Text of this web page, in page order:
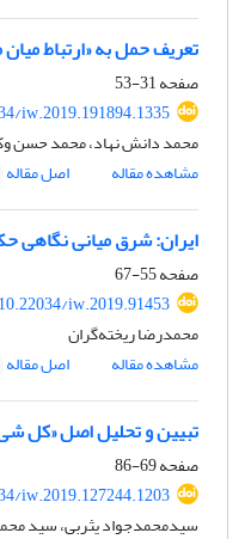
تعریف حمل به «ارتباط
صفحه31-53
iw.2019.191894.1335
محمد دانش نهاد، محمد حسن
مشاهده مقاله
اصل مقاله
ایران: شرق میانی نگاهی
صفحه55-67
10.22034/iw.2019.91453
محمدرضا ریخته‌گران
مشاهده مقاله
اصل مقاله
تبیین و تحلیل اصل «کل
صفحه69-86
iw.2019.127244.1203
سیدمحمدجواد یثربی، سید